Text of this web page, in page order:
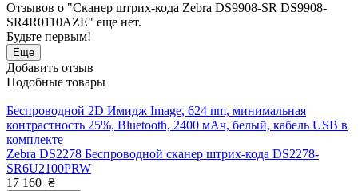
Отзывов о "Сканер штрих-кода Zebra DS9908-SR DS9908-
SR4R0110AZE" еще нет.
Будьте первым!
Еще
Добавить отзыв
Подобные товары
Беспроводной 2D Имидж Image, 624 nm, минимальная
контрастность 25%, Bluetooth, 2400 мАч, белый, кабель USB в
комплекте
Zebra DS2278 Беспроводной сканер штрих-кода DS2278-
SR6U2100PRW
17 160 ₴